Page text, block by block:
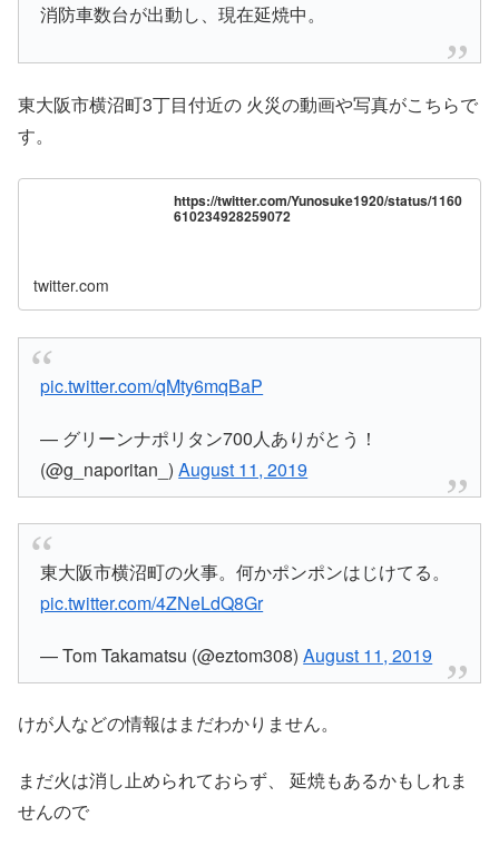
消防車数台が出動し、現在延焼中。
東大阪市横沼町3丁目付近の 火災の動画や写真がこちらで
す。
https://twitter.com/Yunosuke1920/status/1160
610234928259072
twitter.com
pic.twitter.com/qMty6mqBaP
— グリーンナポリタン700人ありがとう！
(@g_naporitan_)August 11, 2019
東大阪市横沼町の火事。何かポンポンはじけてる。
pic.twitter.com/4ZNeLdQ8Gr
— Tom Takamatsu (@eztom308)August 11, 2019
けが人などの情報はまだわかりません。
まだ火は消し止められておらず、 延焼もあるかもしれま
せんので